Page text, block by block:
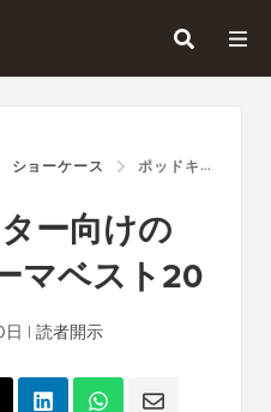
ショーケース ポッドキャスター向けのWORDPRESSテーマベスト20
ー向けの
マベスト20
| 読者開示